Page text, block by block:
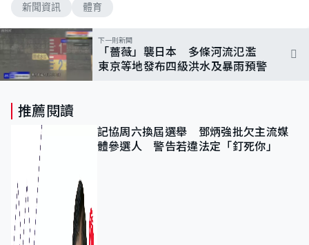
新聞資訊 體育
下一則新聞
「薔薇」襲日本 多條河流氾濫
東京等地發布四級洪水及暴雨預警
推薦閱讀
記協周六換屆選舉 鄧炳強批欠主流媒
體參選人 警告若違法定「釘死你」